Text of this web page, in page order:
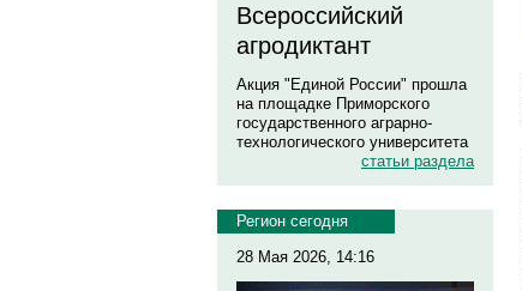
Всероссийский
агродиктант
Акция "Единой России" прошла
на площадке Приморского
государственного аграрно-
технологического университета
статьи раздела
Регион сегодня
28 Мая 2026, 14:16